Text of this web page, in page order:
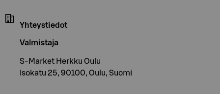
Yhteystiedot
Valmistaja
S-Market Herkku Oulu
Isokatu 25, 90100, Oulu, Suomi